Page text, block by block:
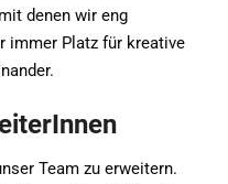
denen wir eng
immer Platz für kreative
Team zu erweitern.